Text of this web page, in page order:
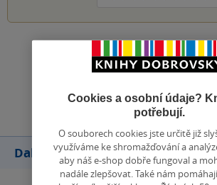
Přidat
Další knihy autora
Cookies a osobní údaje?
potřebují.
O souborech cookies jste určitě již
využíváme ke shromažďování a
aby náš e-shop dobře fungoval a
nadále zlepšovat. Také nám